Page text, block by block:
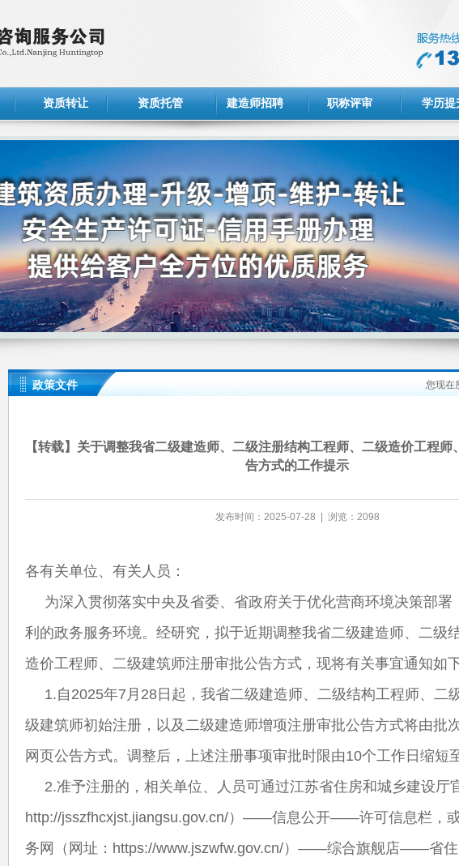
资质转让 资质托管 建造师招聘 职称评审 学历提
政策文件 您现在
【转载】关于调整我省二级建造师、二级注册结构工程师、二级造价工程师
告方式的工作提示
发布时间：2025-07-28 | 浏览：2098
各有关单位、有关人员：
为深入贯彻落实中央及省委、省政府关于优化营商环境决策部署
利的政务服务环境。经研究，拟于近期调整我省二级建造师、二级
造价工程师、二级建筑师注册审批公告方式，现将有关事宜通知如下
1.自2025年7月28日起，我省二级建造师、二级结构工程师、二
级建筑师初始注册，以及二级建造师增项注册审批公告方式将由批
网页公告方式。调整后，上述注册事项审批时限由10个工作日缩短
2.准予注册的，相关单位、人员可通过江苏省住房和城乡建设厅
http://jsszfhcxjst.jiangsu.gov.cn/）——信息公开——许可信息栏，
务网（网址：https://www.jszwfw.gov.cn/）——综合旗舰店——省住